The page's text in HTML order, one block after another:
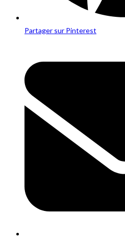
Partager sur Pinterest
new
window